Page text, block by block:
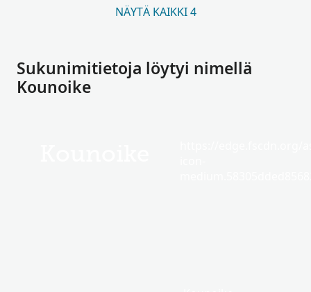
NÄYTÄ KAIKKI 4
Sukunimitietoja löytyi nimellä
Kounoike